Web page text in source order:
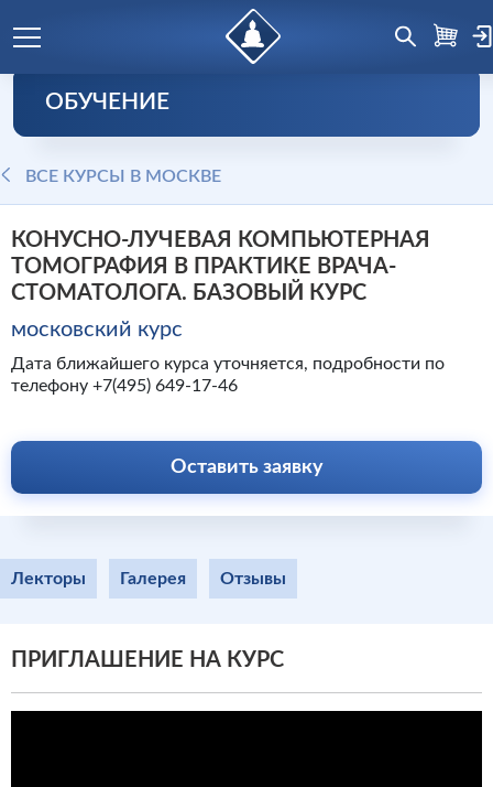
ОБУЧЕНИЕ
ВСЕ КУРСЫ В МОСКВЕ
КОНУСНО-ЛУЧЕВАЯ КОМПЬЮТЕРНАЯ
ТОМОГРАФИЯ В ПРАКТИКЕ ВРАЧА-
СТОМАТОЛОГА. БАЗОВЫЙ КУРС
московский курс
Дата ближайшего курса уточняется, подробности по
телефону +7(495) 649-17-46
Оставить заявку
Лекторы Галерея Отзывы
ПРИГЛАШЕНИЕ НА КУРС